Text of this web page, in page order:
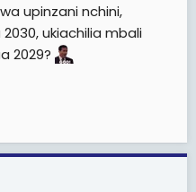
upinzani nchini,
ukiachilia mbali
2029?